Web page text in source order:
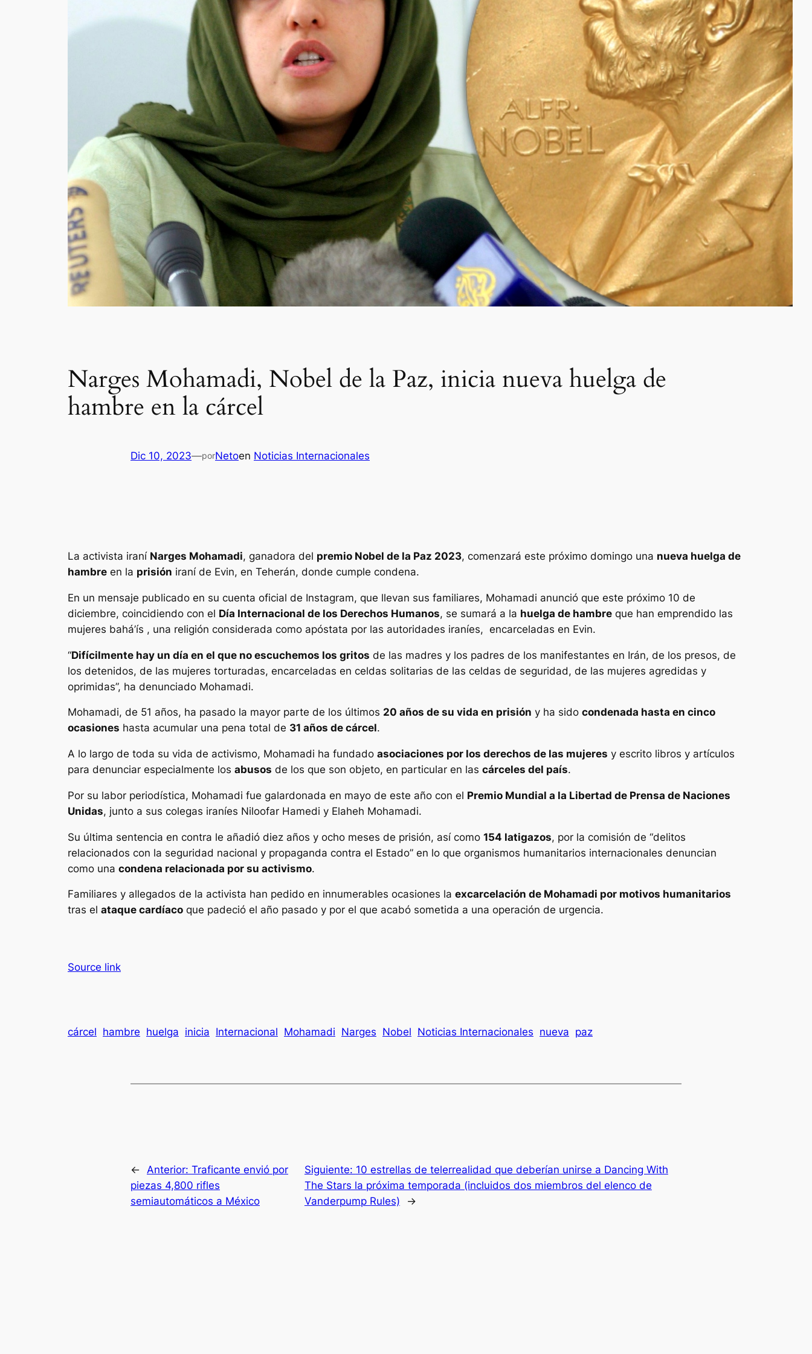
Narges Mohamadi, Nobel de la Paz, inicia nueva huelga de
hambre en la cárcel
Dic 10, 2023—porNetoen Noticias Internacionales
La activista iraní Narges Mohamadi, ganadora del premio Nobel de la Paz 2023, comenzará este próximo domingo una nueva huelga de
hambre en la prisión iraní de Evin, en Teherán, donde cumple condena.
En un mensaje publicado en su cuenta oficial de Instagram, que llevan sus familiares, Mohamadi anunció que este próximo 10 de
diciembre, coincidiendo con el Día Internacional de los Derechos Humanos, se sumará a la huelga de hambre que han emprendido las
mujeres bahá’ís , una religión considerada como apóstata por las autoridades iraníes, encarceladas en Evin.
“Difícilmente hay un día en el que no escuchemos los gritos de las madres y los padres de los manifestantes en Irán, de los presos, de
los detenidos, de las mujeres torturadas, encarceladas en celdas solitarias de las celdas de seguridad, de las mujeres agredidas y
oprimidas”, ha denunciado Mohamadi.
Mohamadi, de 51 años, ha pasado la mayor parte de los últimos 20 años de su vida en prisión y ha sido condenada hasta en cinco
ocasiones hasta acumular una pena total de 31 años de cárcel.
A lo largo de toda su vida de activismo, Mohamadi ha fundado asociaciones por los derechos de las mujeres y escrito libros y artículos
para denunciar especialmente los abusos de los que son objeto, en particular en las cárceles del país.
Por su labor periodística, Mohamadi fue galardonada en mayo de este año con el Premio Mundial a la Libertad de Prensa de Naciones
Unidas, junto a sus colegas iraníes Niloofar Hamedi y Elaheh Mohamadi.
Su última sentencia en contra le añadió diez años y ocho meses de prisión, así como 154 latigazos, por la comisión de “delitos
relacionados con la seguridad nacional y propaganda contra el Estado” en lo que organismos humanitarios internacionales denuncian
como una condena relacionada por su activismo.
Familiares y allegados de la activista han pedido en innumerables ocasiones la excarcelación de Mohamadi por motivos humanitarios
tras el ataque cardíaco que padeció el año pasado y por el que acabó sometida a una operación de urgencia.
Source link
cárcel hambre huelga inicia Internacional Mohamadi Narges Nobel Noticias Internacionales nueva paz
← Anterior: Traficante envió por
piezas 4,800 rifles
semiautomáticos a México
Siguiente: 10 estrellas de telerrealidad que deberían unirse a Dancing With
The Stars la próxima temporada (incluidos dos miembros del elenco de
Vanderpump Rules)
→